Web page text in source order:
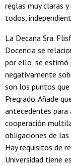
reglas muy claras
todos,
La Decana Sra.
Docencia se
por ello, se estimó
negativamente
son los puntos
Pregrado. Añade
antecedentes
cooperación
obligaciones de
Hay requisitos de
Universidad tiene